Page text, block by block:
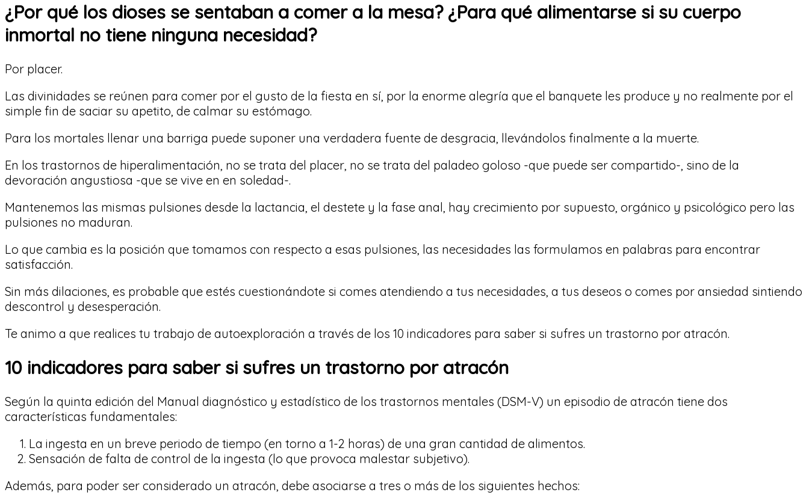
¿Por qué los dioses se sentaban a comer a la mesa? ¿Para qué alimentarse si su cuerpo
inmortal no tiene ninguna necesidad?
Por placer.
Las divinidades se reúnen para comer por el gusto de la fiesta en sí, por la enorme alegría que el banquete les produce y no realmente por el
simple fin de saciar su apetito, de calmar su estómago.
Para los mortales llenar una barriga puede suponer una verdadera fuente de desgracia, llevándolos finalmente a la muerte.
En los trastornos de hiperalimentación, no se trata del placer, no se trata del paladeo goloso -que puede ser compartido-, sino de la
devoración angustiosa -que se vive en en soledad-.
Mantenemos las mismas pulsiones desde la lactancia, el destete y la fase anal, hay crecimiento por supuesto, orgánico y psicológico pero las
pulsiones no maduran.
Lo que cambia es la posición que tomamos con respecto a esas pulsiones, las necesidades las formulamos en palabras para encontrar
satisfacción.
Sin más dilaciones, es probable que estés cuestionándote si comes atendiendo a tus necesidades, a tus deseos o comes por ansiedad sintiendo
descontrol y desesperación.
Te animo a que realices tu trabajo de autoexploración a través de los 10 indicadores para saber si sufres un trastorno por atracón.
10 indicadores para saber si sufres un trastorno por atracón
Según la quinta edición del Manual diagnóstico y estadístico de los trastornos mentales (DSM-V) un episodio de atracón tiene dos
características fundamentales:
La ingesta en un breve periodo de tiempo (en torno a 1-2 horas) de una gran cantidad de alimentos.
Sensación de falta de control de la ingesta (lo que provoca malestar subjetivo).
Además, para poder ser considerado un atracón, debe asociarse a tres o más de los siguientes hechos: